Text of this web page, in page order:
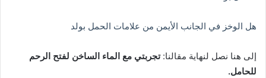
هل الوخز في الجانب الأيمن من علامات الحمل بولد
إلى هنا نصل لنهاية مقالنا:تجربتي مع الماء الساخن لفتح الرحم
للحامل.